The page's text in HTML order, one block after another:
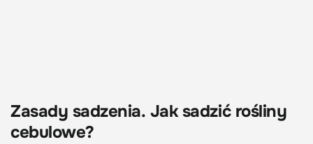
Zasady sadzenia. Jak sadzić rośliny
cebulowe?